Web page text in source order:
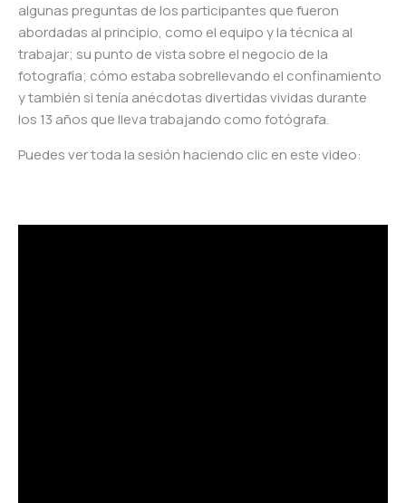
algunas preguntas de los participantes que fueron
abordadas al principio, como el equipo y la técnica al
trabajar; su punto de vista sobre el negocio de la
fotografía; cómo estaba sobrellevando el confinamiento
y también si tenía anécdotas divertidas vividas durante
los 13 años que lleva trabajando como fotógrafa.
Puedes ver toda la sesión haciendo clic en este video: